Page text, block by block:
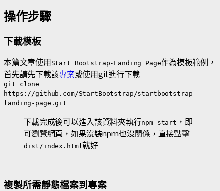
操作步驟
下載模板
本篇文章使用 Start Bootstrap-Landing Page作為模板範例，
首先請先下載該專案或使用git進行下載
git clone
https://github.com/StartBootstrap/startbootstrap-
landing-page.git
下載完成後可以進入該資料夾執行npm start ，即
可瀏覽網頁，如果沒裝npm也沒關係，直接點擊
dist/index.html就好
複製所需靜態檔案到專案